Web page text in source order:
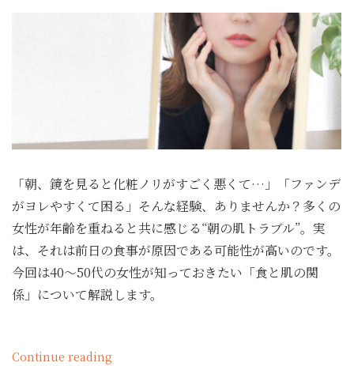
ら
の
ン
チ
エ
イ
ジ
ン
グ
食
「朝、鏡を見ると化粧ノリがすごく悪くて…」「ファンデ
がヨレやすくて困る」そんな経験、ありませんか？多くの
女性が年齢を重ねると共に感じる“朝の肌トラブル”。実
は、それは前日の食事が原因である可能性が高いのです。
今回は40〜50代の女性が知っておきたい「食と肌の関
係」について解説します。
Continue reading